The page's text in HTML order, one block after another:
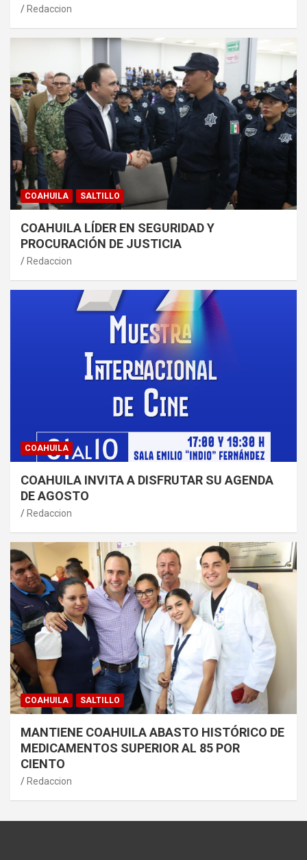
Redaccion
COAHUILA SALTILLO
COAHUILA LÍDER EN SEGURIDAD Y
PROCURACIÓN DE JUSTICIA
Redaccion
COAHUILA
COAHUILA INVITA A DISFRUTAR SU AGENDA
DE AGOSTO
Redaccion
COAHUILA SALTILLO
MANTIENE COAHUILA ABASTO HISTÓRICO DE
MEDICAMENTOS SUPERIOR AL 85 POR
CIENTO
Redaccion